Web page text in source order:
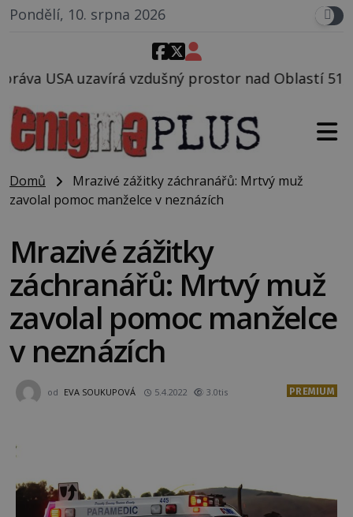
Pondělí, 10. srpna 2026
prostor nad Oblastí 51, mohlo to souviset s
Domů
Mrazivé zážitky záchranářů: Mrtvý muž
zavolal pomoc manželce v neznázích
Mrazivé zážitky
záchranářů: Mrtvý muž
zavolal pomoc manželce
v neznázích
od EVA SOUKUPOVÁ 5.4.2022 3.0tis PREMIUM